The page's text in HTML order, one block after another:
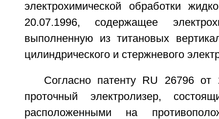
электрохимической обработки
20.07.1996, содержащее
выполненную из титановых
цилиндрического и стержневого
Согласно патенту RU 26796 от
проточный электролизер,
расположенными на